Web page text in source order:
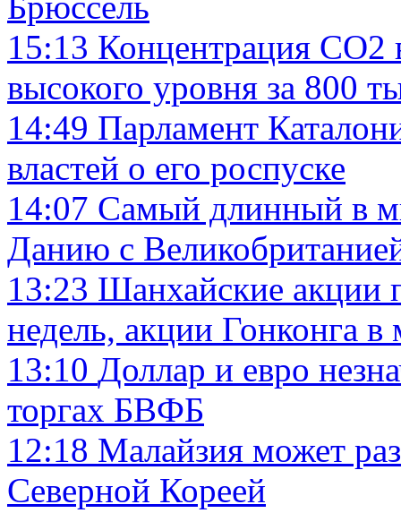
15:13 Концентрация СО2
высокого уровня за 800
14:49 Парламент
властей о его роспуске
14:07 Самый длинный в
Данию с
13:23 Шанхайские акции
недель, акции Гонконга в
13:10 Доллар и евро
торгах БВФБ
12:18 Малайзия может
Северной Кореей